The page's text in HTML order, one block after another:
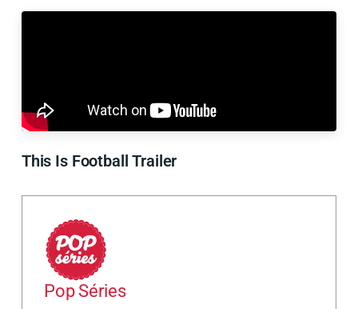
This Is Football Trailer
Pop Séries